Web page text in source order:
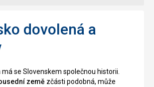
dovolená a
se Slovenskem společnou historii.
země zčásti podobná, může